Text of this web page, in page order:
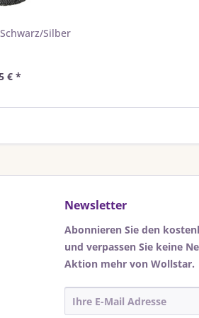
Silber
€ *
Newsletter
Abonnieren Sie den
und verpassen Sie keine
Aktion mehr von Wollstar.